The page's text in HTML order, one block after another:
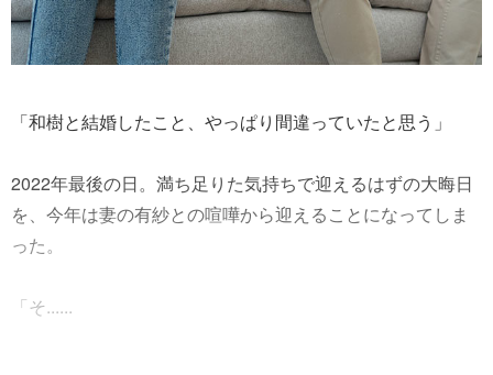
「和樹と結婚したこと、やっぱり間違っていたと思う」
2022年最後の日。満ち足りた気持ちで迎えるはずの大晦日
を、今年は妻の有紗との喧嘩から迎えることになってしま
った。
「そ......